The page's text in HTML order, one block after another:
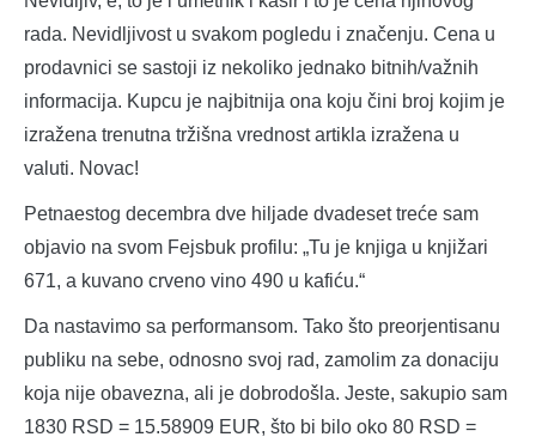
rada. Nevidljivost u svakom pogledu i značenju. Cena u
prodavnici se sastoji iz nekoliko jednako bitnih/važnih
informacija. Kupcu je najbitnija ona koju čini broj kojim je
izražena trenutna tržišna vrednost artikla izražena u
valuti. Novac!
Petnaestog decembra dve hiljade dvadeset treće sam
objavio na svom Fejsbuk profilu: „Tu je knjiga u knjižari
671, a kuvano crveno vino 490 u kafiću.“
Da nastavimo sa performansom. Tako što preorjentisanu
publiku na sebe, odnosno svoj rad, zamolim za donaciju
koja nije obavezna, ali je dobrodošla. Jeste, sakupio sam
1830 RSD = 15.58909 EUR, što bi bilo oko 80 RSD =